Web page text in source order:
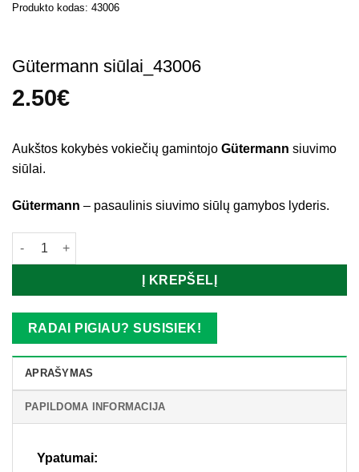
Produkto kodas: 43006
Gütermann siūlai_43006
2.50€
Aukštos kokybės vokiečių gamintojo Gütermann siuvimo
siūlai.
Gütermann – pasaulinis siuvimo siūlų gamybos lyderis.
produkto kiekis: Gütermann siūlai_43006
Į KREPŠELĮ
RADAI PIGIAU? SUSISIEK!
APRAŠYMAS
PAPILDOMA INFORMACIJA
Ypatumai: